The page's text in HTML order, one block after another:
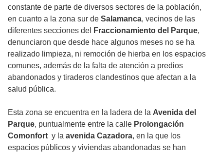
constante de parte de diversos sectores de la población,
en cuanto a la zona sur de Salamanca, vecinos de las
diferentes secciones del
Fraccionamiento del Parque,
denunciaron que desde hace algunos meses no se ha
realizado limpieza, ni remoción de hierba en los espacios
comunes, además de la falta de atención a predios
abandonados y tiraderos clandestinos que afectan a la
salud pública.
Esta zona se encuentra en la ladera de la Avenida del
Parque, puntualmente entre la calle Prolongación
Comonfort y la avenida Cazadora, en la que los
espacios públicos y viviendas abandonadas se han